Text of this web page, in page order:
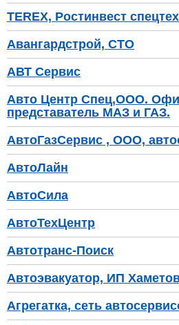
TEREX, Ростинвест
Авангардстрой, СТО
АВТ Сервис
Авто Центр Спец,ООО.
представатель МАЗ и ГАЗ.
АвтоГазСервис , ООО,
АвтоЛайн
АвтоСила
АвтоТехЦентр
Автотранс-Поиск
Автоэвакуатор, ИП
Агрегатка, сеть